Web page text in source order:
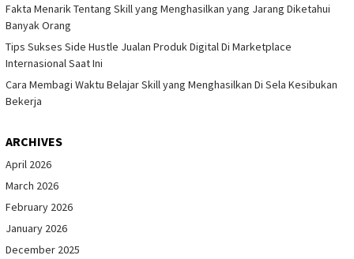
Fakta Menarik Tentang Skill yang Menghasilkan yang Jarang Diketahui
Banyak Orang
Tips Sukses Side Hustle Jualan Produk Digital Di Marketplace
Internasional Saat Ini
Cara Membagi Waktu Belajar Skill yang Menghasilkan Di Sela Kesibukan
Bekerja
ARCHIVES
April 2026
March 2026
February 2026
January 2026
December 2025